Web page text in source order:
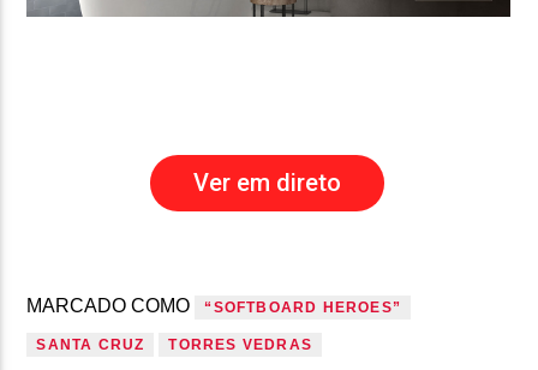
Ver em direto
MARCADO COMO “SOFTBOARD HEROES”
SANTA CRUZ TORRES VEDRAS